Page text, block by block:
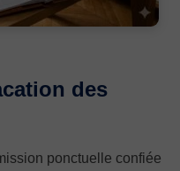
des
ponctuelle confiée